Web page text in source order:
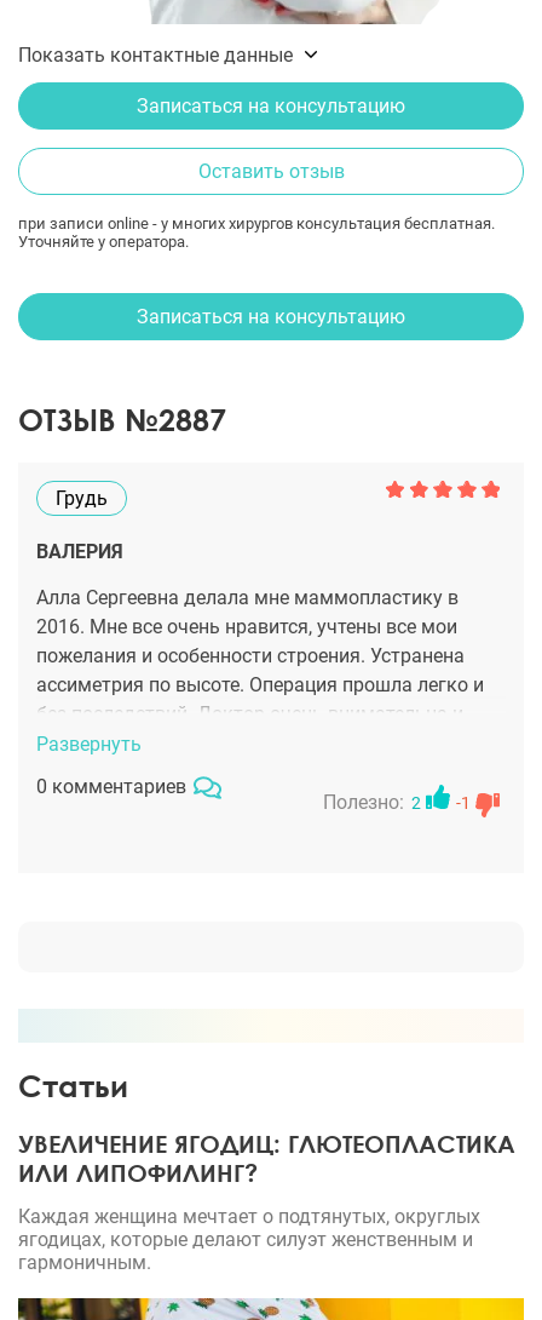
Показать контактные данные
Записаться на консультацию
Оставить отзыв
при записи online - у многих хирургов консультация бесплатная.
Уточняйте у оператора.
Записаться на консультацию
ОТЗЫВ №2887
Грудь
ВАЛЕРИЯ
Алла Сергеевна делала мне маммопластику в
2016. Мне все очень нравится, учтены все мои
пожелания и особенности строения. Устранена
ассиметрия по высоте. Операция прошла легко и
без последствий. Доктор очень внимательна и
доброжелательна, сразу к себе расположила. А в
таких серьезных моментах это крайне важно.
Спасибо ей большое!
Развернуть
0 комментариев
Полезно: 2 -1
Статьи
УВЕЛИЧЕНИЕ ЯГОДИЦ: ГЛЮТЕОПЛАСТИКА
ИЛИ ЛИПОФИЛИНГ?
Каждая женщина мечтает о подтянутых, округлых
ягодицах, которые делают силуэт женственным и
гармоничным.